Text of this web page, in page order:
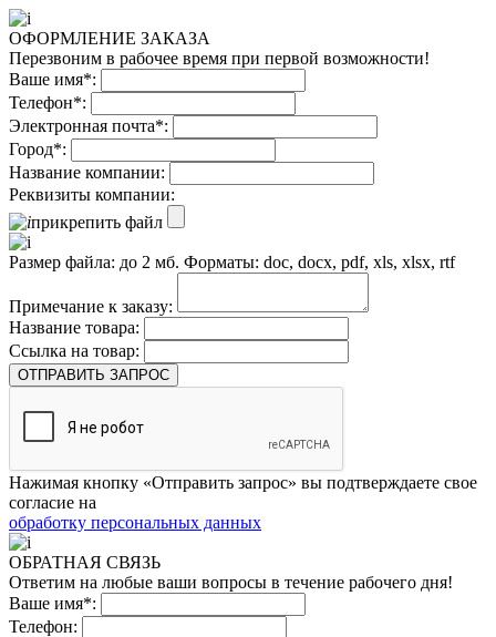
ОФОРМЛЕНИЕ ЗАКАЗА
Перезвоним в рабочее время при первой возможности!
Ваше имя*:
Телефон*:
Электронная почта*:
Город*:
Название компании:
Реквизиты компании:
прикрепить файл
Размер файла: до 2 мб. Форматы: doc, docx, pdf, xls, xlsx, rtf
Примечание к заказу:
Название товара:
Ссылка на товар:
ОТПРАВИТЬ ЗАПРОС
Нажимая кнопку «Отправить запрос» вы подтверждаете свое
согласие на
обработку персональных данных
ОБРАТНАЯ СВЯЗЬ
Ответим на любые ваши вопросы в течение рабочего дня!
Ваше имя*:
Телефон: